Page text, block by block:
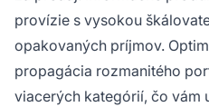
provízie s vysokou
opakovaných príjmov.
propagácia rozmanitého
viacerých kategórií, čo vám